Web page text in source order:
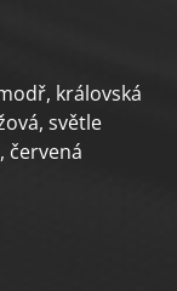
královská
světle
červená